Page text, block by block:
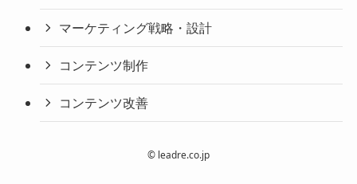
マーケティング戦略・設計
コンテンツ制作
コンテンツ改善
© leadre.co.jp